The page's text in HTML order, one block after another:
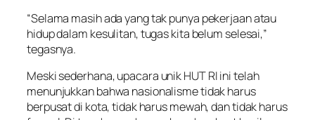
“Selama masih ada yang tak punya pekerjaan atau
hidup dalam kesulitan, tugas kita belum selesai,”
tegasnya.
Meski sederhana,upacara unik HUTRI ini telah
menunjukkan bahwa nasionalisme tidak harus
berpusat di kota, tidak harus mewah, dan tidak harus